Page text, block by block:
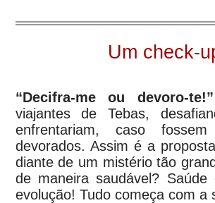
Um check-
“Decifra-me ou devoro-
viajantes de Tebas,
enfrentariam, caso
devorados. Assim é a
diante de um mistério tão
de maneira saudável?
evolução! Tudo começa com a